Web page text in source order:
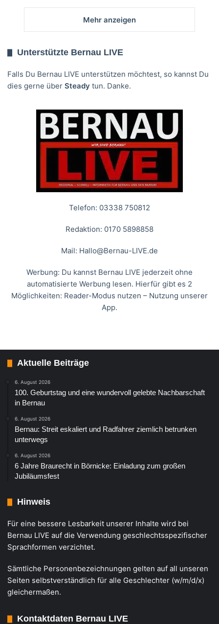
Mehr anzeigen
Unterstützte Bernau LIVE
Falls Du Bernau LIVE unterstützen möchtest, so kannst Du
dies gerne über Steady tun. Danke.
Telefon: 03338 750812
Redaktion: 0170 5898858
Mail: Hallo@Bernau-LIVE.de
Werbung: Du kannst Bernau LIVE jederzeit ohne
automatisierte Werbung lesen. Hierfür gibt es 2
Möglichkeiten: Reader-Modus nutzen – Nutzung unserer
App.
Aktuelle Beiträge
6. August 2026
100. Geburtstag und eine wundervoll gelebte Nachbarschaft
in Bernau
6. August 2026
Bernau: Streit eskaliert und Radfahrer ziemlich betrunken
unterwegs
6. August 2026
6 Jahre Braurecht in Börnicke: Einladung zum großen
Jubiläumsfest
Hinweis
Für eine bessere Lesbarkeit unserer Inhalte wird bei
Bernau LIVE auf die Verwendung geschlechtsspezifischer
Sprachformen verzichtet.
Sämtliche Personenbezeichnungen gelten auf all unseren
Seiten selbstverständlich für alle Geschlechter (w/m/d/x)
gleichermaßen.
Kontaktdaten Bernau LIVE